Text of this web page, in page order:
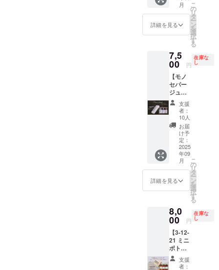
セット
のみ、
キャン
プファ
円のと
ころ
1,500円
引きの
7,500円
で提供
いたし
ます。
※20歳未
満の者
の飲酒
は法律
で禁止
されて
いま
す。
月
詳細を見る
こ
の
リ
タ
ー
ン
を
選
択
す
る
7,5
00 円
在庫な
し
【モノ
セパー
ジュミ
ニボト
ルテイ
スティ
ング
BOX（
100ml×
3本）】
限定10
セット
のみ、
キャン
格9,000
円のと
ころ
1,500円
引きの
7,500円
で提供
いたし
支援
者：
10人
お届
け予
定：
2025
年09
月
詳細を見る
こ
の
リ
タ
ー
ン
を
選
択
す
る
8,0
00 円
在庫な
し
【3-12-
21 ミニ
ボトル
テイス
ティン
支援
者：